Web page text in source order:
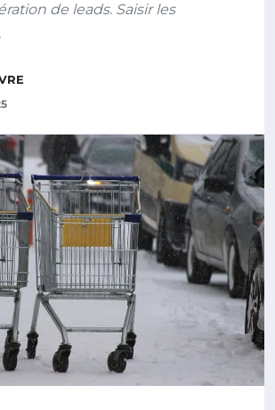
de leads. Saisir les